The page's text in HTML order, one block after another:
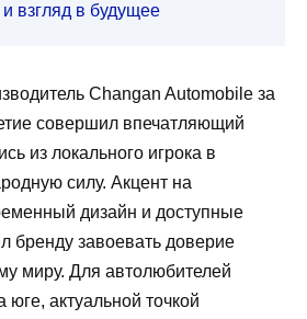
взгляд в будущее
Changan Automobile за
совершил впечатляющий
из локального игрока в
силу. Акцент на
дизайн и доступные
бренду завоевать доверие
миру. Для автолюбителей
юге, актуальной точкой